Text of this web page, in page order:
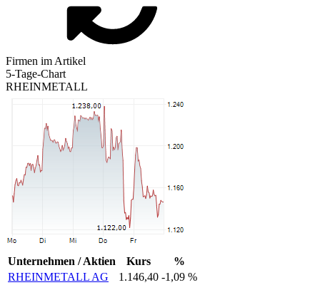
Firmen im Artikel
5-Tage-Chart
RHEINMETALL
Unternehmen / Aktien Kurs
%
RHEINMETALL AG
1.146,40 -1,09 %